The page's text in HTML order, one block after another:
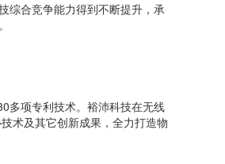
综合竞争能力得到不断提升，承
多项专利技术。裕沛科技在无线
术及其它创新成果，全力打造物